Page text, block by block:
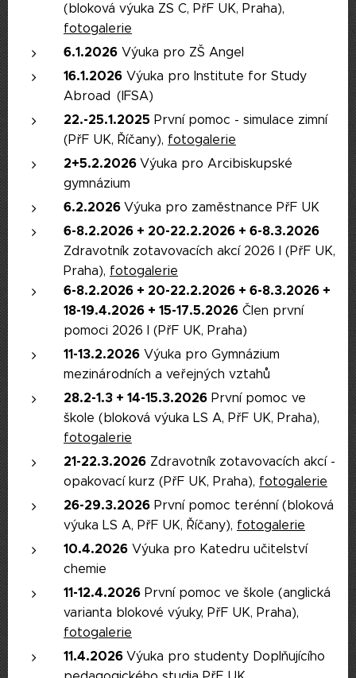
(bloková výuka ZS C, PřF UK, Praha),
fotogalerie
6.1.2026 Výuka pro ZŠ Angel
16.1.2026 Výuka pro Institute for Study
Abroad (IFSA)
22.-25.1.2025 První pomoc - simulace zimní
(PřF UK, Říčany), fotogalerie
2+5.2.2026 Výuka pro Arcibiskupské
gymnázium
6.2.2026 Výuka pro zaměstnance PřF UK
6-8.2.2026 + 20-22.2.2026 + 6-8.3.2026
Zdravotník zotavovacích akcí 2026 I (PřF UK,
Praha), fotogalerie
6-8.2.2026 + 20-22.2.2026 + 6-8.3.2026 +
18-19.4.2026 + 15-17.5.2026 Člen první
pomoci 2026 I (PřF UK, Praha)
11-13.2.2026 Výuka pro Gymnázium
mezinárodních a veřejných vztahů
28.2-1.3 + 14-15.3.2026 První pomoc ve
škole (bloková výuka LS A, PřF UK, Praha),
fotogalerie
21-22.3.2026 Zdravotník zotavovacích akcí -
opakovací kurz (PřF UK, Praha), fotogalerie
26-29.3.2026 První pomoc terénní (bloková
výuka LS A, PřF UK, Říčany), fotogalerie
10.4.2026 Výuka pro Katedru učitelství
chemie
11-12.4.2026 První pomoc ve škole (anglická
varianta blokové výuky, PřF UK, Praha),
fotogalerie
11.4.2026 Výuka pro studenty Doplňujícího